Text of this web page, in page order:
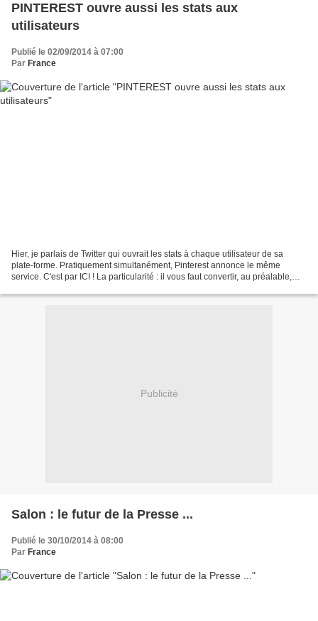
PINTEREST ouvre aussi les stats aux
utilisateurs
Publié le 02/09/2014 à 07:00
Par France
Hier, je parlais de Twitter qui ouvrait les stats à chaque utilisateur de sa
plate-forme. Pratiquement simultanément, Pinterest annonce le même
service. C'est par ICI ! La particularité : il vous faut convertir, au préalable,
Publicité
Salon : le futur de la Presse ...
Publié le 30/10/2014 à 08:00
Par France